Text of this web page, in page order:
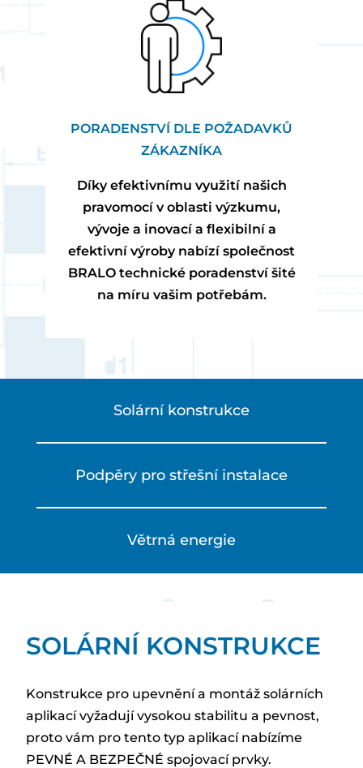
PORADENSTVÍ DLE POŽADAVKŮ
ZÁKAZNÍKA
Díky efektivnímu využití našich
pravomocí v oblasti výzkumu,
vývoje a inovací a flexibilní a
efektivní výroby nabízí společnost
BRALO technické poradenství šité
na míru vašim potřebám.
Solární konstrukce
Podpěry pro střešní instalace
Větrná energie
SOLÁRNÍ KONSTRUKCE
Konstrukce pro upevnění a montáž solárních
aplikací vyžadují vysokou stabilitu a pevnost,
proto vám pro tento typ aplikací nabízíme
PEVNÉ A BEZPEČNÉ spojovací prvky.